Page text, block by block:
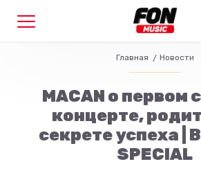
Главная Новости
MACAN о первом
концерте,
секрете успеха |
SPECIAL